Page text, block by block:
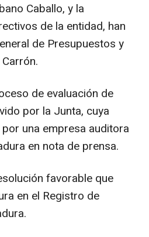
Caballo, y la
de la entidad, han
de Presupuestos y
de evaluación de
por la Junta, cuya
una empresa auditora
en nota de prensa.
favorable que
en el Registro de